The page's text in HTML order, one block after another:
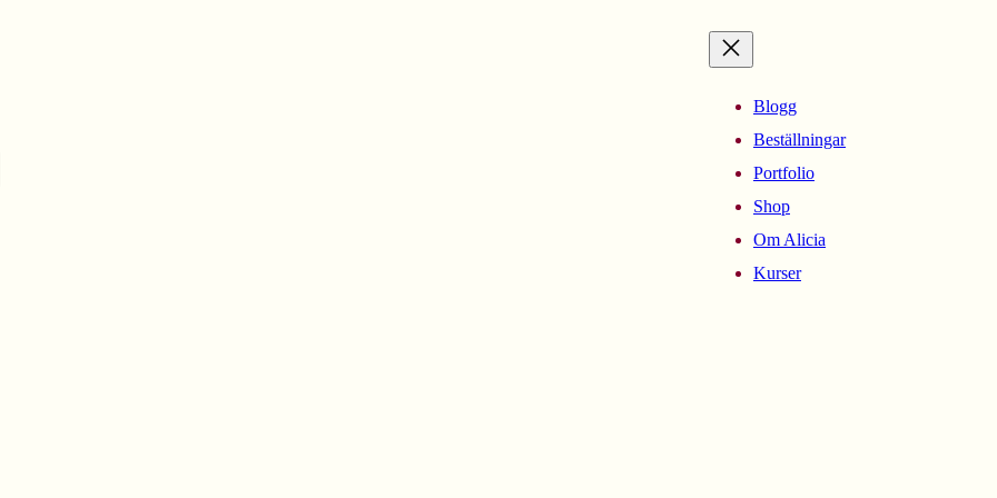
Blogg
Beställningar
Portfolio
Shop
Om Alicia
Kurser